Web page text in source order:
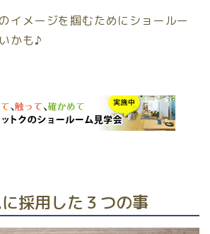
イメージを掴むためにショールー
かも♪
採用した３つの事